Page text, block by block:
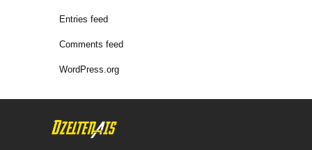
Entries feed
Comments feed
WordPress.org